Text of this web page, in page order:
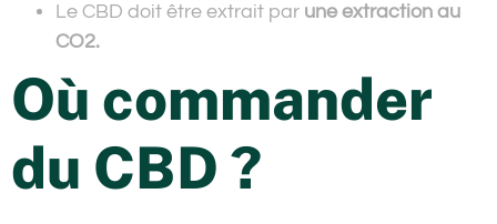
Le CBD doit être extrait par une extraction au
CO2.
Où commander
du CBD ?